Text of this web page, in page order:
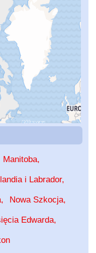
Manitoba
i Labrador
Nowa Szkocja
Edwarda